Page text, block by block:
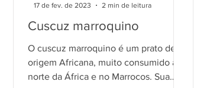
Cuscuz marroquino
O cuscuz marroquino é um prato de
origem Africana, muito consumido ao
norte da África e no Marrocos. Sua
17 de fev. de 2023
2 min de leitura